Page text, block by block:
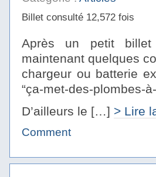
Billet consulté 12,572 fois
Après un petit
maintenant quelques
chargeur ou batterie
“ça-met-des-plombes-
D’ailleurs le […] > Lire
Comment